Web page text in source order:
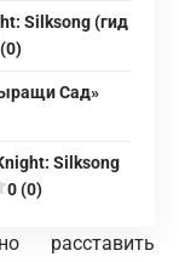
Silksong (гид
Сад»
Silksong
0 (0)
расставить